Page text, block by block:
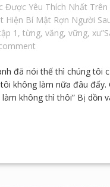
Được Yêu Thích Nhất
Bí Mật Rợn Người
1 , từng, văng, vững,
đã nói thế thì chúng tôi
không làm nữa đâu đấy.
không thì thôi” Bị dồn